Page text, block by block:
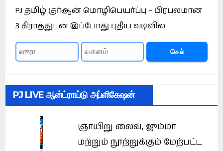
PJ தமிழ் குர்ஆன் மொழிபெயர்ப்பு - பிரபலமான
3 கிராத்துடன் இப்போது புதிய வடிவில்
செல்
PJ LIVE ஆன்ட்ராய்டு அப்ளிகேஷன்
ஞாயிறு லைவ், ஜும்மா
மற்றும் நூற்றுக்கும் மேற்பட்ட